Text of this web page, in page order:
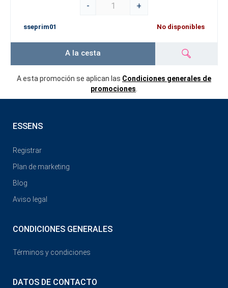
-
+
sseprim01 No disponibles
A la cesta
A esta promoción se aplican las Condiciones generales de
promociones.
ESSENS
Registrar
Plan de marketing
Blog
Aviso legal
CONDICIONES GENERALES
Términos y condiciones
DATOS DE CONTACTO